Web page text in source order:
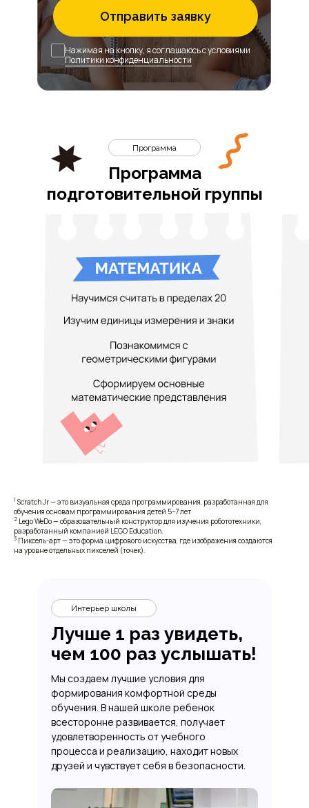
Отправить заявку
Нажимая на кнопку, я соглашаюсь с условиями
Политики конфиденциальности
Программа
подготовительной группы
Программа
1 Scratch Jr — это визуальная среда программирования, разработанная для
обучения основам программирования детей 5−7 лет
2 Lego WeDo — образовательный конструктор для изучения робототехники,
разработанный компанией LEGO Education.
3 Пиксель-арт — это форма цифрового искусства, где изображения создаются
на уровне отдельных пикселей (точек).
Лучше 1 раз увидеть,
чем 100 раз услышать!
Интерьер школы
Мы создаем лучшие условия для
формирования комфортной среды
обучения. В нашей школе ребенок
всесторонне развивается, получает
удовлетворенность от учебного
процесса и реализацию, находит новых
друзей и чувствует себя в безопасности.